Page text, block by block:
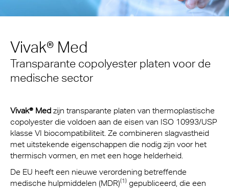
Vivak® Med
Transparante copolyester platen voor de
medische sector
Vivak® Med zijn transparante platen van thermoplastische
copolyester die voldoen aan de eisen van ISO 10993/USP
klasse VI biocompatibiliteit. Ze combineren slagvastheid
met uitstekende eigenschappen die nodig zijn voor het
thermisch vormen, en met een hoge helderheid.
De EU heeft een nieuwe verordening betreffende
medische hulpmiddelen (MDR)(1) gepubliceerd, die een